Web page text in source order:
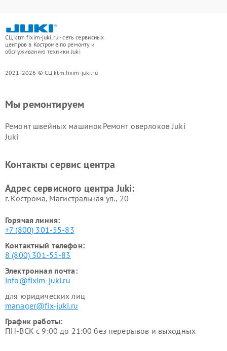
СЦ ktm.fixim-juki.ru - сеть сервисных
центров в Костроме по ремонту и
обслуживанию техники Juki
2021-2026 © СЦ ktm.fixim-juki.ru
Мы ремонтируем
Ремонт швейных машинок
Juki
Ремонт оверлоков Juki
Контакты сервис центра
Адрес сервисного центра Juki:
г. Кострома, Магистральная ул., 20
Горячая линия:
+7 (800) 301-55-83
Контактный телефон:
8 (800) 301-55-83
Электронная почта:
info@fixim-juki.ru
для юридических лиц
manager@fix-juki.ru
График работы:
ПН-ВСК с 9:00 до 21:00 без перерывов и выходных